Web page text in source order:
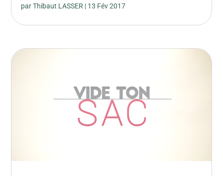
parThibaut LASSER | 13 Fév 2017